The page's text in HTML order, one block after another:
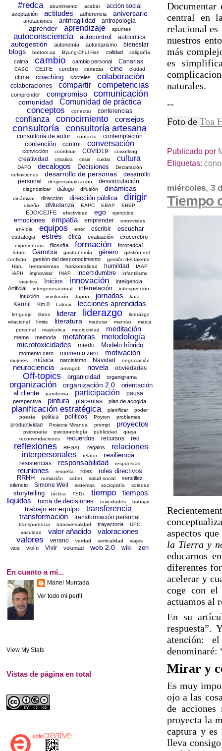
Documentar
central en
relacional es
nuestros
más
es
naturales.
--
Foto de Toa
Publicado por
Etiquetas:
miércoles, 3
Tiempo
aspectos
la Tierra y
educarnos
diferentes
acelerar y
coge con el
actuamos al
En su
respuesta”.
atención:
denominaré:
Mirar y
Es muy
ojo a las
de
proyecta la
captura y
lleva consigo
#redca aburrimiento acabar acción social
aceptación actitudes adherencia aniversario
anotaciones antifragilidad antropología
aprender aprendizaje apuntes
autoconsciencia autocontrol autocrítica
autogestión autonomía autoritarismo bienestar
blogs bottom up Byung-Chul Han calidad caligrafía
calma cambio cambio personal Canarias
CASG CEJFE cerebro certezas cine ciudad
clima coaching cócteles colaboración
colaboraciones compartir competencias
comprender compromiso comunicación
comunidad Comunidad de práctica
conceptos conectar conferencias
confianza conocimiento consejos
consultoría consultoría artesana
consultoría de autor contacto contemplación
contención control conversación
convicción coordinar COVID19 coworking
creatividad crisalida crisis cuidar cultura
DAFO decálogos Decisiones
Declaración
definiciones
desarrollo de personas
desarrollo
personal
despersonalización desvinculación
diagnósticar diálogo difusión dinámicas
dinámizar dirección dirección pública dirigir
diseño dMudanza EAPC EBAP EBEP
EDO/CEJFE efectividad ego ejercicios
emociones empatía emprender
entrevistas
envídia
equipos error escribir escuchar
estrategia estrés ética evaluación exocerebro
experiencias filosofía formación fororedca1
futuro Garrotxa gastronomía género
gestión del
conflicto
gestión del desconocimiento
gestión del talento
Haru
herramientas horizontalidad humildad
IAAP
IAPH
improvisar INAP incertidumbre
infantilismo
iniactiva
Inicios innovación
Inteligencia
Artificial
intergeneracional interrelación introspección
intuición involución Japón jornadas kata
Kermit Km.0 Laloux lecciones aprendidas
lenguaje libros liderar liderazgo
liderazgo
relacional
límite literatura madurar mandar
marca
personal
mayéutica mediocridad meditación
meme memoria metáforas
metodología
microtoxicidades
miedo Modelo híbrido
momento cero momento zero motivación
mujeres música narcisismo Navidad negociación
neurociencia novagob novela obviedades
Off-topics organicidad organigrama
organización organización 2.0
orientación
al cliente
pandemia participación pausa
perspectiva pintura placentas plan de acogida
planificación estratégica planificar
poder
poesía
política políticos Poyton problemas
productividad Projecte Miranda prompt proyectos
psicopatía psicopatología publicidad
queja
recomendaciones
recuerdos recursos red
reflexiones REGAL regalos
relaciones
interpersonales
relator resiliencia
resistencias responsabilidad respuestas
reuniones revuelta roles
roles directivos
RRHH
rumiación saber salud social
sencillez
silencio
Simone Weil sistemas sociopatía soledad
storytelling táctica TEDx tiempo
tiempos
líquidos
toma de decisiones toxicidades trabajar
trabajo en equipo
transferencia
transformación
transformación personal
transparencia transversalidad trayectoria
UPC
vacuidad
valor añadido valoraciones
valores verano verdad verticalidad
viajes
vida
violín Vivir voluntad web 2.0 wiki zen
En cuanto a mi...
Manel Muntada
Ver todo mi perfil
View My Stats
Vistas de página en total